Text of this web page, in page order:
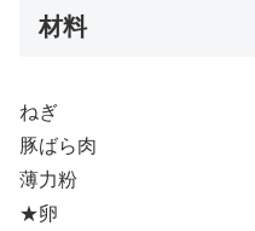
材料
ねぎ
豚ばら肉
薄力粉
★卵